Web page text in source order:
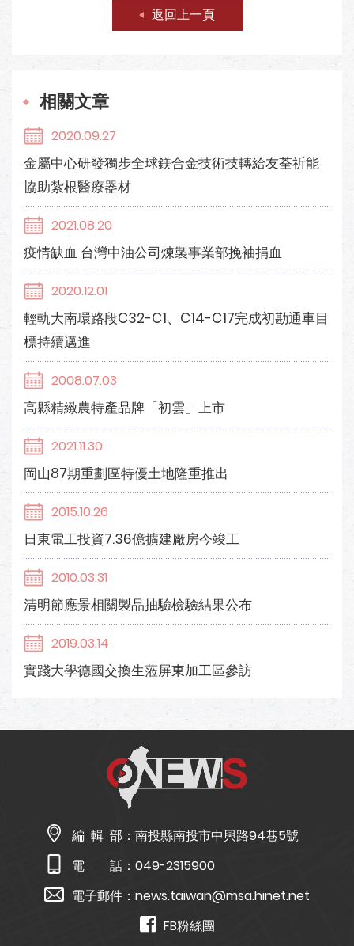
返回上一頁
相關文章
2020.09.27
金屬中心研發獨步全球鎂合金技術技轉給友荃祈能
協助紮根醫療器材
2021.08.20
疫情缺血 台灣中油公司煉製事業部挽袖捐血
2020.12.01
輕軌大南環路段C32-C1、C14-C17完成初勘通車目
標持續邁進
2008.07.03
高縣精緻農特產品牌「初雲」上市
2021.11.30
岡山87期重劃區特優土地隆重推出
2015.10.26
日東電工投資7.36億擴建廠房今竣工
2010.03.31
清明節應景相關製品抽驗檢驗結果公布
2019.03.14
實踐大學德國交換生蒞屏東加工區參訪
編 輯 部： 南投縣南投市中興路94巷5號
電 話： 049-2315900
電子郵件： news.taiwan@msa.hinet.net
FB粉絲團